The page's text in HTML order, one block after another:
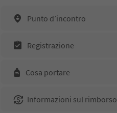
Punto d’incontro
Registrazione
Cosa portare
Informazioni sul rimborso